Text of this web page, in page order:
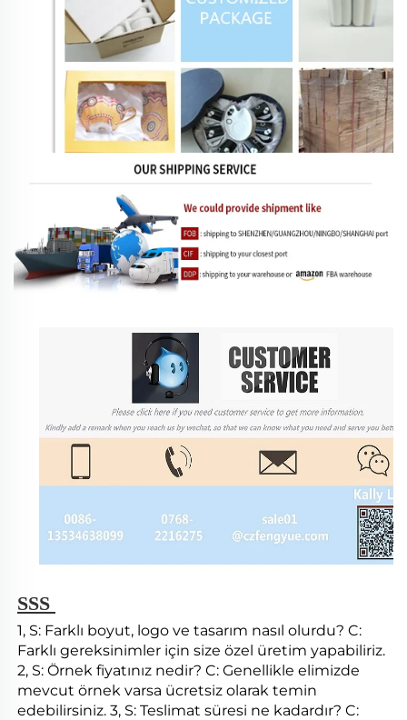
SSS
1, S: Farklı boyut, logo ve tasarım nasıl olurdu? C:
Farklı gereksinimler için size özel üretim yapabiliriz.
2, S: Örnek fiyatınız nedir? C: Genellikle elimizde
mevcut örnek varsa ücretsiz olarak temin
edebilirsiniz. 3, S: Teslimat süresi ne kadardır? C: